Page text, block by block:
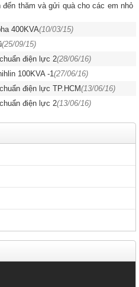
thăm và gửi quà cho các em nhỏ
400KVA(10/03/15)
(25/09/15)
điện lực 2(28/06/16)
100KVA -1(27/06/16)
điện lực TP.HCM(13/06/16)
điện lực 2(13/06/16)